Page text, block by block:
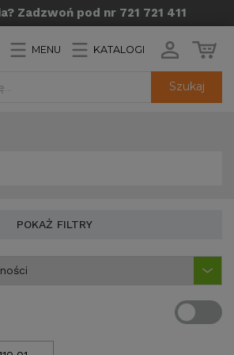
Zadzwoń pod nr 721 721 411
Szukaj
MENU KATALOGI
POKAŻ FILTRY